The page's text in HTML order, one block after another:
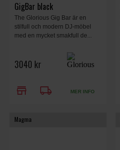
GigBar black
The Glorious Gig Bar är en
stilfull och modern DJ-möbel
med en mycket smakfull de...
3040 kr
store local_shipping MER INFO
Magma